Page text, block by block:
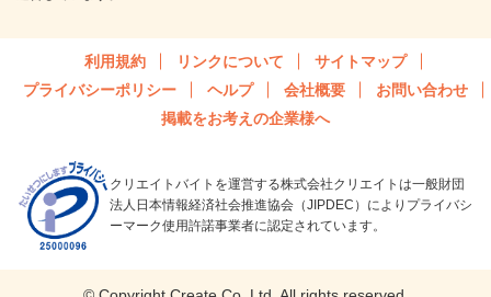
利用規約 リンクについて
サイトマップ
プライバシーポリシー
ヘルプ 会社概要
お問い合わせ
掲載をお考えの企業様へ
クリエイトバイトを運営する株式会社クリエイトは一般財団
法人日本情報経済社会推進協会（JIPDEC）によりプライバシ
ーマーク使用許諾事業者に認定されています。